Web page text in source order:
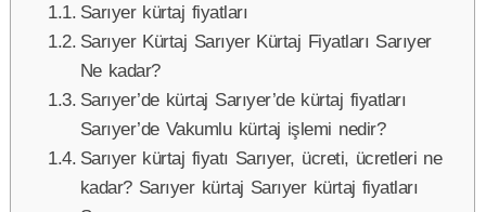
Sarıyer kürtaj fiyatları
Sarıyer Kürtaj Sarıyer Kürtaj Fiyatları Sarıyer
Ne kadar?
Sarıyer’de kürtaj Sarıyer’de kürtaj fiyatları
Sarıyer’de Vakumlu kürtaj işlemi nedir?
Sarıyer kürtaj fiyatı Sarıyer, ücreti, ücretleri ne
kadar? Sarıyer kürtaj Sarıyer kürtaj fiyatları